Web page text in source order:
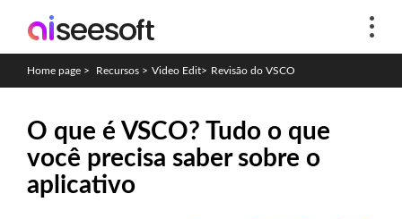
Home page > Recursos > Video Edit> Revisão do VSCO
O que é VSCO? Tudo o que
você precisa saber sobre o
aplicativo